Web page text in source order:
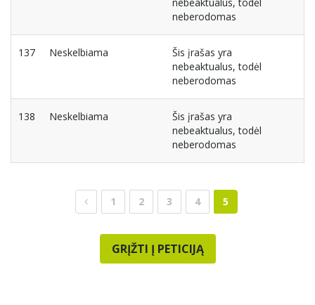
nebeaktualus, todėl
neberodomas
137 Neskelbiama
Šis įrašas yra
nebeaktualus, todėl
neberodomas
138 Neskelbiama
Šis įrašas yra
nebeaktualus, todėl
neberodomas
1 2 3 4 5
GRĮŽTI Į PETICIJĄ